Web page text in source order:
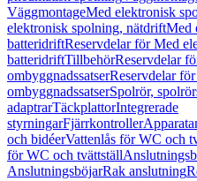
VäggmontageMed elektronisk
elektronisk spolning, nätdriftMed
batteridriftReservdelar för Med
batteridriftTillbehörReservdelar
ombyggnadssatserReservdelar
ombyggnadssatserSpolrör,
adaptrarTäckplattorIntegrerade
styrningarFjärrkontroller
och bidéerVattenlås för WC och
för WC och tvättställ
AnslutningsböjarRak anslutning